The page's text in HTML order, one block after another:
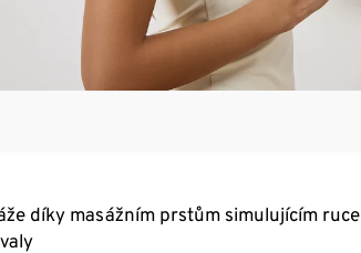
díky masážním prstům simulujícím ruce